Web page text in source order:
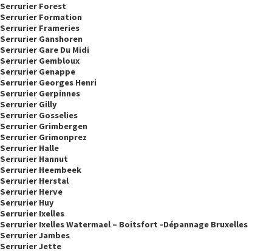
Serrurier Forest
Serrurier Formation
Serrurier Frameries
Serrurier Ganshoren
Serrurier Gare Du Midi
Serrurier Gembloux
Serrurier Genappe
Serrurier Georges Henri
Serrurier Gerpinnes
Serrurier Gilly
Serrurier Gosselies
Serrurier Grimbergen
Serrurier Grimonprez
Serrurier Halle
Serrurier Hannut
Serrurier Heembeek
Serrurier Herstal
Serrurier Herve
Serrurier Huy
Serrurier Ixelles
Serrurier Ixelles Watermael – Boitsfort -dépannage Bruxelles
Serrurier Jambes
Serrurier Jette